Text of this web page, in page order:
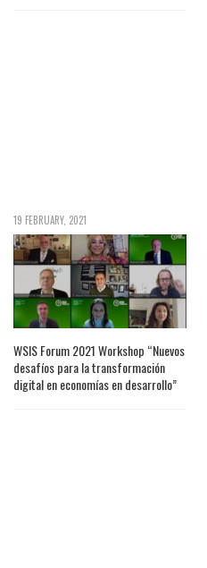
19 FEBRUARY, 2021
WSIS Forum 2021 Workshop “Nuevos
desafíos para la transformación
digital en economías en desarrollo”